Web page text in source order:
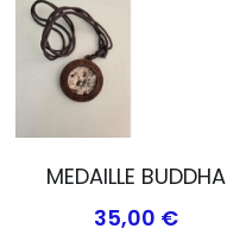
MEDAILLE BUDDHA
35,00 €